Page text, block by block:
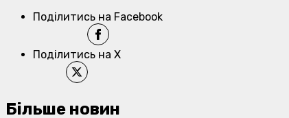
Поділитись на Facebook
Поділитись на X
Більше новин